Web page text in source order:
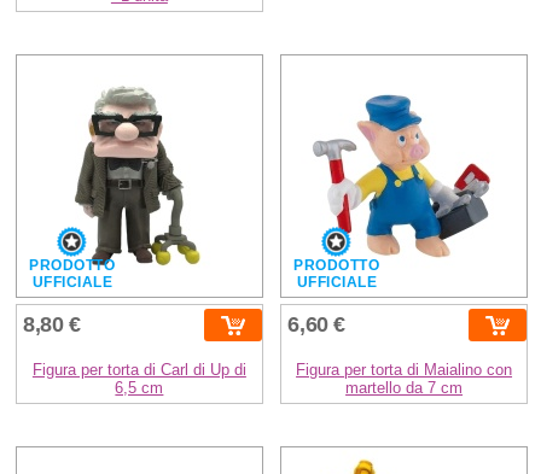
PRODOTTO
UFFICIALE
8,80 €
Figura per torta di Carl di Up di
6,5 cm
PRODOTTO
UFFICIALE
6,60 €
Figura per torta di Maialino con
martello da 7 cm